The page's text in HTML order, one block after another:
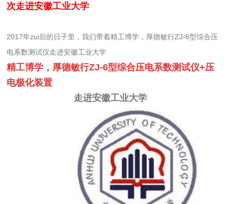
次走进安徽工业大学
2017年zui后的日子里，我们带着精工博学，厚德敏行ZJ-6型综合压
电系数测试仪走进安徽工业大学
精工博学，厚德敏行ZJ-6型综合压电系数测试仪+压
电极化装置
走进安徽工业大学